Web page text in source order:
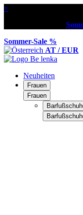
×
Sommer-Sale %
AT / EUR
Neuheiten
Frauen
Frauen